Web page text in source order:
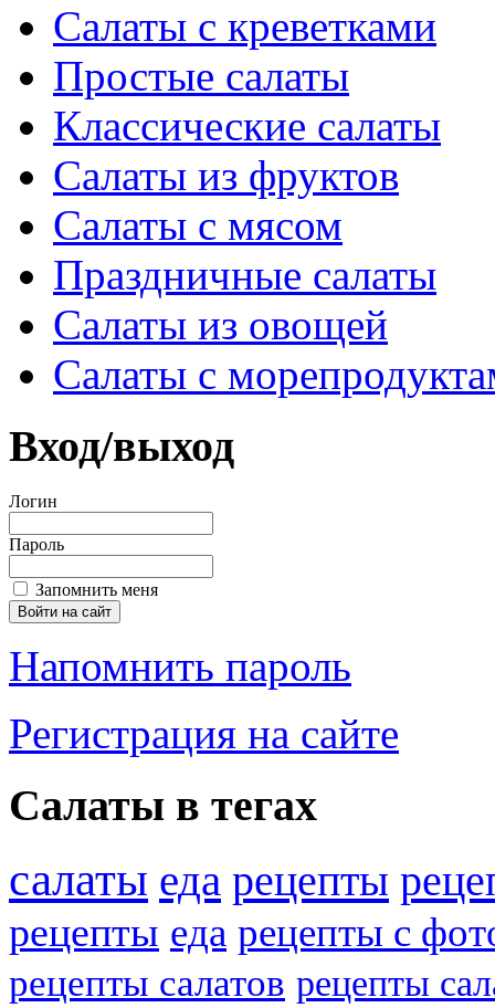
Салаты с креветками
Простые салаты
Классические салаты
Салаты из фруктов
Салаты с мясом
Праздничные салаты
Салаты из овощей
Салаты с
Вход/выход
Логин
Пароль
Запомнить меня
Напомнить пароль
Регистрация на сайте
Салаты в тегах
салаты еда рецепты
рецепты еда рецепты с
рецепты салатов рецепты